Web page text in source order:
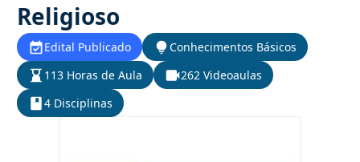
Religioso
Edital Publicado
Conhecimentos Básicos
113 Horas de Aula
262 Videoaulas
4 Disciplinas